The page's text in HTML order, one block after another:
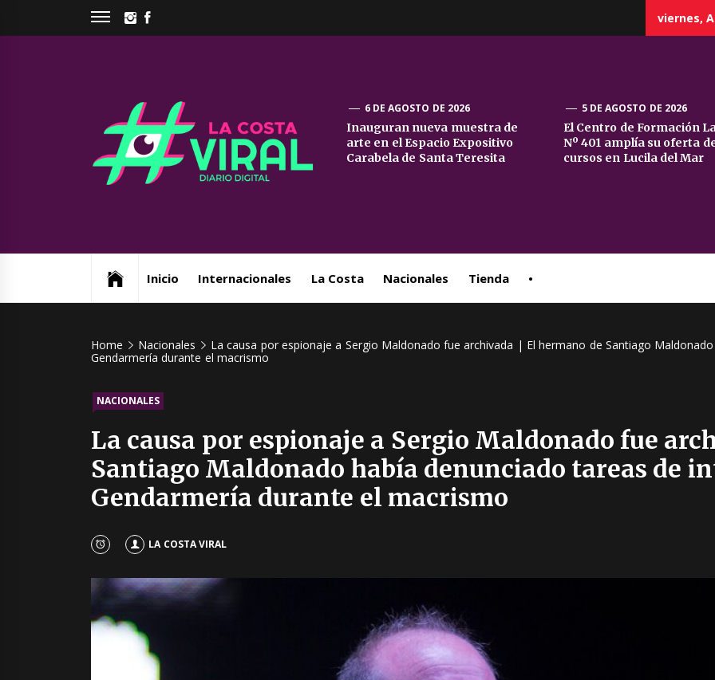
INSTAGRAM
viernes,
La
Costa
6 DE AGOSTO DE 2026
Inauguran nueva muestra de
arte en el Espacio Expositivo
Carabela de Santa Teresita
5 DE AGOSTO DE 2026
El Centro de Formación
Nº 401 amplía su oferta
cursos en Lucila del Mar
Inicio Internacionales La Costa Nacionales Tienda •
Home Nacionales
La causa por espionaje a Sergio Maldonado fue archivada | El hermano de Santiago
Gendarmería durante el macrismo
NACIONALES
La causa por espionaje a Sergio Maldonado fue
Santiago Maldonado había denunciado tareas de
Gendarmería durante el macrismo
LA COSTA VIRAL